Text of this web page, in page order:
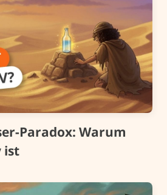
Paradox: Warum
ist